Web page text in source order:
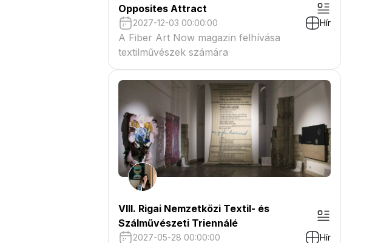
Opposites Attract
2027-12-03 00:00:00 Hír
A Fiber Art Now magazin felhívása
textilművészek számára
VIII. Rigai Nemzetközi Textil- és
Szálművészeti Triennálé
2027-05-28 00:00:00 Hír